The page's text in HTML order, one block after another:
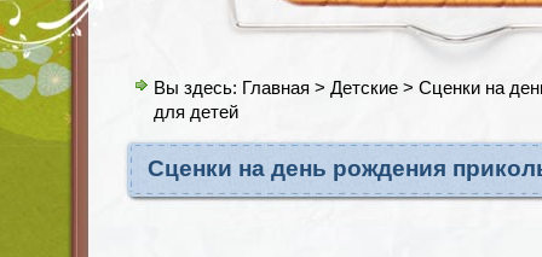
Вы здесь: Главная > Детские > Сценки на
для детей
Сценки на день рождения